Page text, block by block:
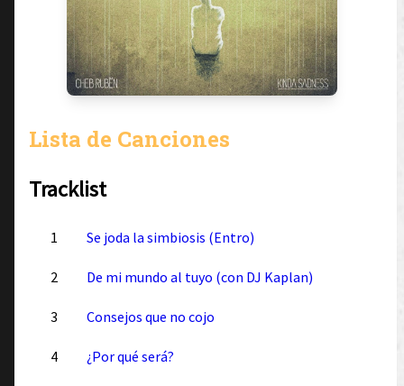
Lista de Canciones
Tracklist
1 Se joda la simbiosis (Entro)
2 De mi mundo al tuyo (con DJ Kaplan)
3 Consejos que no cojo
4 ¿Por qué será?